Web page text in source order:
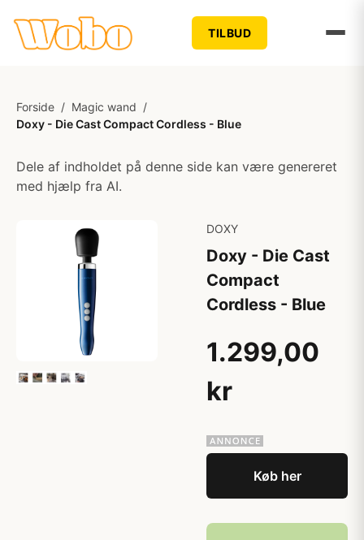
TILBUD
Forside / Magic wand /
Doxy - Die Cast Compact Cordless - Blue
Dele af indholdet på denne side kan være genereret
med hjælp fra AI.
DOXY
Doxy - Die Cast
Compact
Cordless - Blue
1.299,00
kr
Køb her